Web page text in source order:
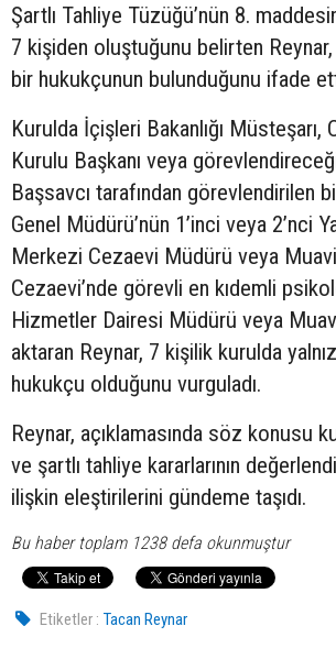
Şartlı Tahliye Tüzüğü’nün 8.
7 kişiden oluştuğunu belirten
bir hukukçunun bulunduğunu ifade
Kurulda İçişleri Bakanlığı Müsteşarı,
Kurulu Başkanı veya
Başsavcı tarafından görevlendirilen
Genel Müdürü’nün 1’inci veya 2’nci
Merkezi Cezaevi Müdürü veya
Cezaevi’nde görevli en kıdemli
Hizmetler Dairesi Müdürü veya
aktaran Reynar, 7 kişilik kurulda
hukukçu olduğunu vurguladı.
Reynar, açıklamasında söz konusu
ve şartlı tahliye kararlarının
ilişkin eleştirilerini gündeme taşıdı.
Bu haber toplam 1238 defa okunmuştur
Etiketler : Tacan Reynar